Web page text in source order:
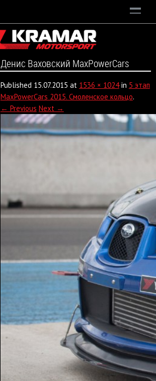
Денис Ваховский MaxPowerCars
Published 15.07.2015 at 1536 × 1024in 5 этап
MaxPowerCars 2015. Смоленское кольцо.
← Previous Next →